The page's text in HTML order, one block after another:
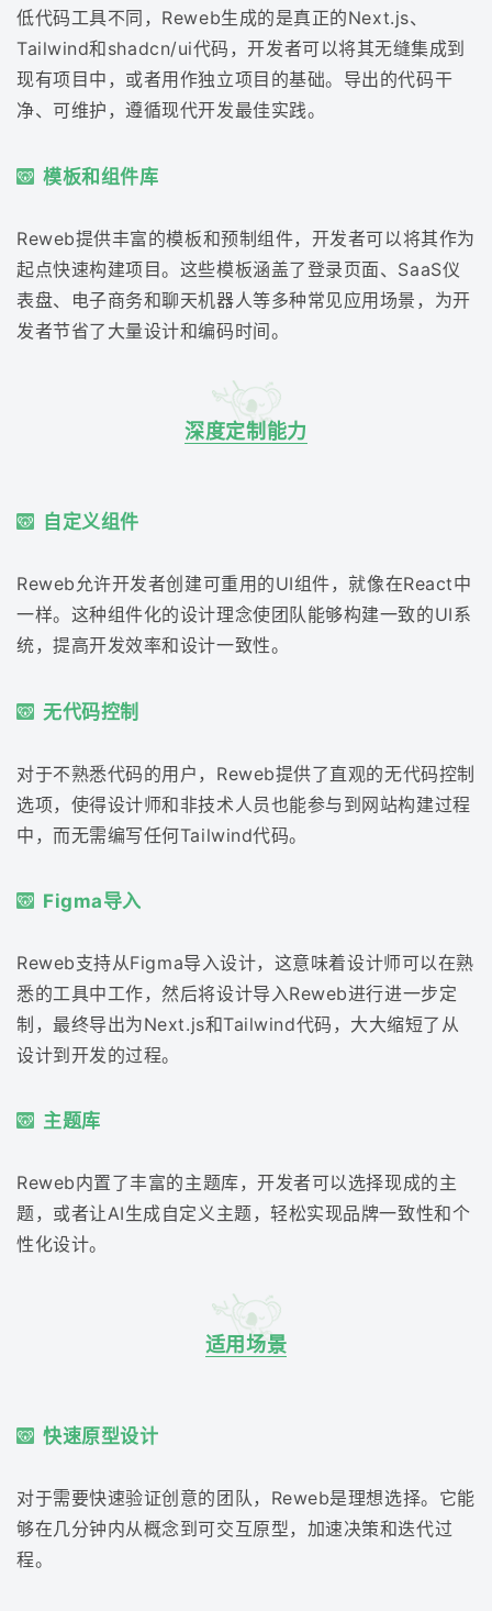
低代码工具不同，Reweb生成的是真正的Next.js、
Tailwind和shadcn/ui代码，开发者可以将其无缝集成到
现有项目中，或者用作独立项目的基础。导出的代码干
净、可维护，遵循现代开发最佳实践。
模板和组件库
Reweb提供丰富的模板和预制组件，开发者可以将其作为
起点快速构建项目。这些模板涵盖了登录页面、SaaS仪
表盘、电子商务和聊天机器人等多种常见应用场景，为开
发者节省了大量设计和编码时间。
深度定制能力
自定义组件
Reweb允许开发者创建可重用的UI组件，就像在React中
一样。这种组件化的设计理念使团队能够构建一致的UI系
统，提高开发效率和设计一致性。
无代码控制
对于不熟悉代码的用户，Reweb提供了直观的无代码控制
选项，使得设计师和非技术人员也能参与到网站构建过程
中，而无需编写任何Tailwind代码。
Figma导入
Reweb支持从Figma导入设计，这意味着设计师可以在熟
悉的工具中工作，然后将设计导入Reweb进行进一步定
制，最终导出为Next.js和Tailwind代码，大大缩短了从
设计到开发的过程。
主题库
Reweb内置了丰富的主题库，开发者可以选择现成的主
题，或者让AI生成自定义主题，轻松实现品牌一致性和个
性化设计。
适用场景
快速原型设计
对于需要快速验证创意的团队，Reweb是理想选择。它能
够在几分钟内从概念到可交互原型，加速决策和迭代过
程。